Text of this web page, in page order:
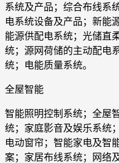
系统及产品；综合布线系
电系统设备及产品；新能
能源供配电系统；光储直
统；源网荷储的主动配电
统；电能质量系统。
全屋智能
智能照明控制系统；全屋
统；家庭影音及娱乐系统
电动窗帘；智能家电及智
案；家居布线系统；网络